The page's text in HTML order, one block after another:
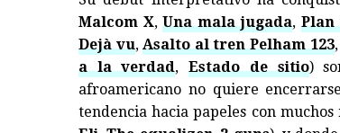
Malcom X,Una mala jugada, Plan
Dejà vu,Asalto al tren Pelham 123
a la verdad,Estado de sitio)
afroamericano no quiere
tendencia hacia papeles con